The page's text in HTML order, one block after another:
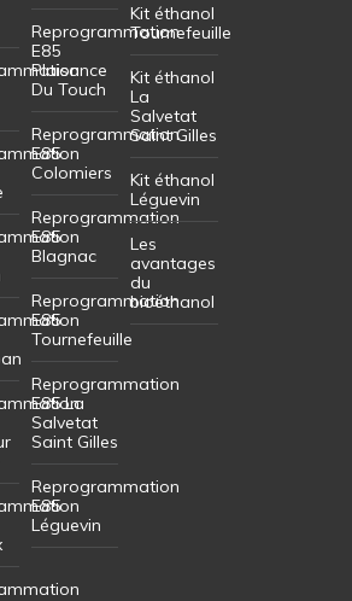
Reprogrammation
E85
Plaisance
Du Touch
Reprogrammation
E85
Colomiers
Reprogrammation
E85
Blagnac
Reprogrammation
E85
Tournefeuille
Reprogrammation
E85 La
Salvetat
Saint Gilles
Reprogrammation
E85
Léguevin
Kit éthanol
Tournefeuille
Kit éthanol
La
Salvetat
Saint Gilles
Kit éthanol
Léguevin
Les
avantages
du
bioéthanol